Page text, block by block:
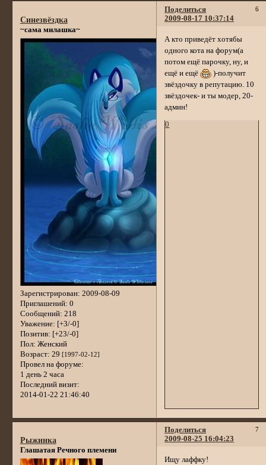
Поделиться 6
2009-08-17 10:37:14
Синезвёздка
~сама милашка~
Зарегистрирован: 2009-08-09
Приглашений: 0
Сообщений: 218
Уважение: [+3/-0]
Позитив: [+23/-0]
Пол: Женский
Возраст: 29 [1997-02-12]
Провел на форуме:
1 день 2 часа
Последний визит:
2014-01-22 21:46:40
А кто приведёт хотябы
одного кота на форум(а
потом ещё парочку, ну, и
ещё и ещё
)-получит
звёздочку в репутацию. 10
звёздочек- и ты модер, 20-
админ!
0
Поделиться 7
2009-08-25 16:04:23
Рыжинка
Глашатая Речного племени
Ищу лаффку!